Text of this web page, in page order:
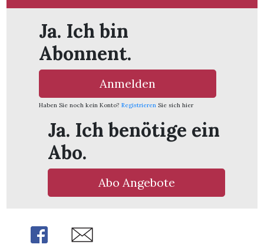
Ja. Ich bin
Abonnent.
Anmelden
Haben Sie noch kein Konto? Registrieren Sie sich hier
Ja. Ich benötige ein
Abo.
Abo Angebote
Share Share